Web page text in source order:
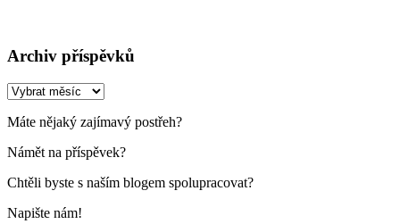
Archiv příspěvků
Archiv
Máte nějaký zajímavý postřeh?
Námět na příspěvek?
Chtěli byste s naším blogem spolupracovat?
Napište nám!